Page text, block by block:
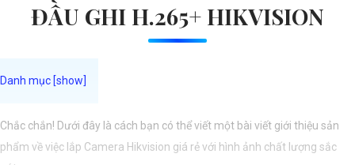
ĐẦU GHI H.265+ HIKVISION
Chắc chắn! Dưới đây là cách bạn có thể viết một bài viết giới thiệu sản
phẩm về việc lắp Camera Hikvision giá rẻ với hình ảnh chất lượng sắc